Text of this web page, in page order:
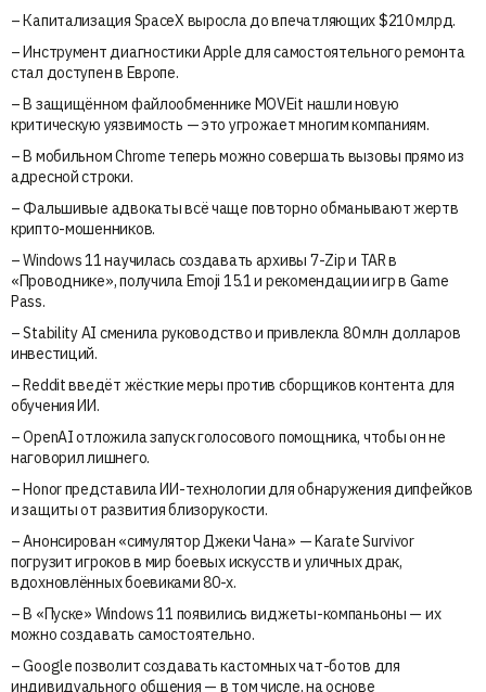
– Капитализация SpaceX выросла до впечатляющих $210 млрд.
– Инструмент диагностики Apple для самостоятельного ремонта
стал доступен в Европе.
– В защищённом файлообменнике MOVEit нашли новую
критическую уязвимость — это угрожает многим компаниям.
– В мобильном Chrome теперь можно совершать вызовы прямо из
адресной строки.
– Фальшивые адвокаты всё чаще повторно обманывают жертв
крипто-мошенников.
– Windows 11 научилась создавать архивы 7-Zip и TAR в
«Проводнике», получила Emoji 15.1 и рекомендации игр в Game
Pass.
– Stability AI сменила руководство и привлекла 80 млн долларов
инвестиций.
– Reddit введёт жёсткие меры против сборщиков контента для
обучения ИИ.
– OpenAI отложила запуск голосового помощника, чтобы он не
наговорил лишнего.
– Honor представила ИИ-технологии для обнаружения дипфейков
и защиты от развития близорукости.
– Анонсирован «симулятор Джеки Чана» — Karate Survivor
погрузит игроков в мир боевых искусств и уличных драк,
вдохновлённых боевиками 80-х.
– В «Пуске» Windows 11 появились виджеты-компаньоны — их
можно создавать самостоятельно.
– Google позволит создавать кастомных чат-ботов для
индивидуального общения — в том числе, на основе